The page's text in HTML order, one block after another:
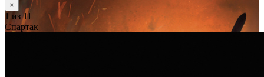
×
1 из 11
Спартак